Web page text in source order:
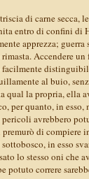
di carne secca,
entro di confini di
apprezza;
Accendere
facilmente
al buio,
qual la propria, ella
per quanto, in
avrebbero
di
in esso
lo stesso oni che
potuto correre